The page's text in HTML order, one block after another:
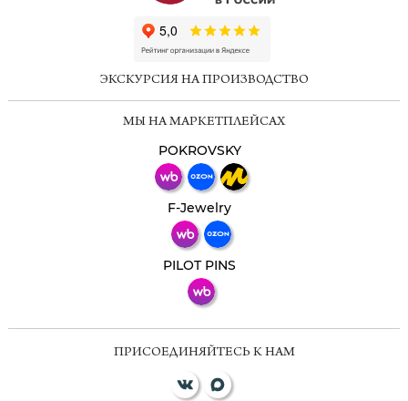
ЭКСКУРСИЯ НА ПРОИЗВОДСТВО
МЫ НА МАРКЕТПЛЕЙСАХ
POKROVSKY
F-Jewelry
PILOT PINS
ПРИСОЕДИНЯЙТЕСЬ К НАМ